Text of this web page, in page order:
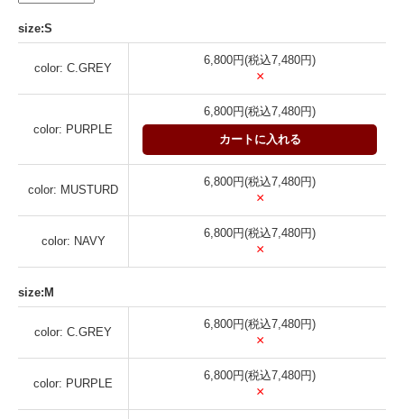
size:S
color: C.GREY
6,800円(税込7,480円)
×
color: PURPLE
6,800円(税込7,480円)
カートに入れる
color: MUSTURD
6,800円(税込7,480円)
×
color: NAVY
6,800円(税込7,480円)
×
size:M
color: C.GREY
6,800円(税込7,480円)
×
color: PURPLE
6,800円(税込7,480円)
×